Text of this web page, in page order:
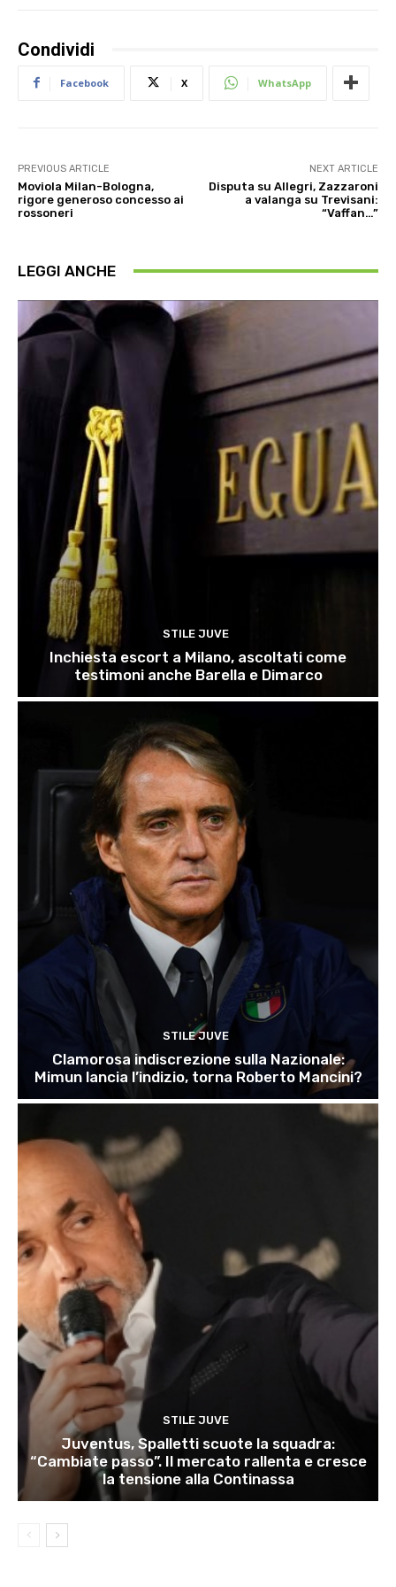
Condividi
Facebook X WhatsApp
PREVIOUS ARTICLE
Moviola Milan-Bologna,
rigore generoso concesso ai
rossoneri
NEXT ARTICLE
Disputa su Allegri, Zazzaroni
a valanga su Trevisani:
“Vaffan…”
LEGGI ANCHE
STILE JUVE
Inchiesta escort a Milano, ascoltati come
testimoni anche Barella e Dimarco
STILE JUVE
Clamorosa indiscrezione sulla Nazionale:
Mimun lancia l’indizio, torna Roberto Mancini?
STILE JUVE
Juventus, Spalletti scuote la squadra:
“Cambiate passo”. Il mercato rallenta e cresce
la tensione alla Continassa